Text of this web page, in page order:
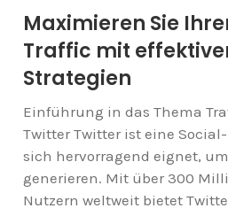
Maximieren Sie
Traffic mit
Strategien
Einführung in das Thema
Twitter Twitter ist eine
sich hervorragend eignet,
generieren. Mit über 300
Nutzern weltweit bietet